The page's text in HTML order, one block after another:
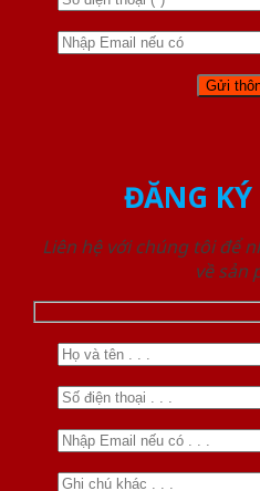
ĐĂNG
Liên hệ với chúng tôi để
về sản